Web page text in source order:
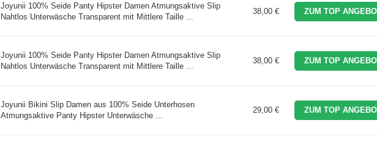
Joyunii 100% Seide Panty Hipster Damen Atmungsaktive Slip
Nahtlos Unterwäsche Transparent mit Mittlere Taille ...
38,00 € ZUM TOP
Joyunii 100% Seide Panty Hipster Damen Atmungsaktive Slip
Nahtlos Unterwäsche Transparent mit Mittlere Taille ...
38,00 € ZUM TOP
Joyunii Bikini Slip Damen aus 100% Seide Unterhosen
Atmungsaktive Panty Hipster Unterwäsche ...
29,00 € ZUM TOP